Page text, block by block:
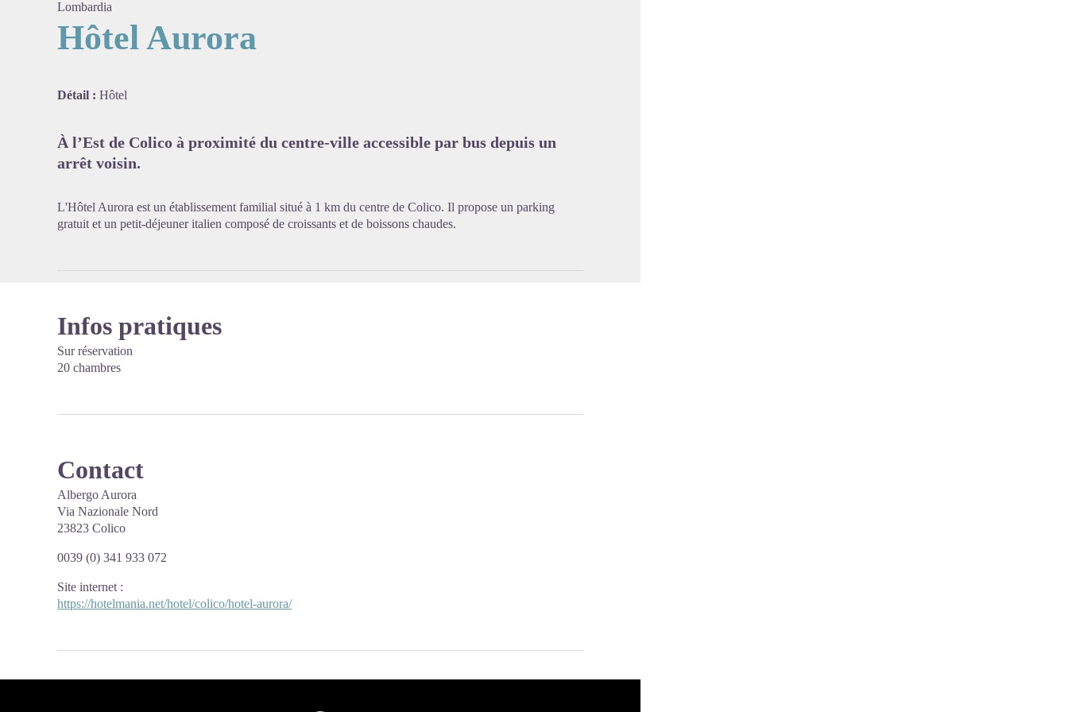
Lombardia
Hôtel Aurora
Détail : Hôtel
À l’Est de Colico à proximité du centre-ville accessible par bus depuis un
arrêt voisin.
L'Hôtel Aurora est un établissement familial situé à 1 km du centre de Colico. Il propose un parking
gratuit et un petit-déjeuner italien composé de croissants et de boissons chaudes.
Infos pratiques
Sur réservation
20 chambres
Contact
Albergo Aurora
Via Nazionale Nord
23823 Colico
0039 (0) 341 933 072
Site internet :
https://hotelmania.net/hotel/colico/hotel-aurora/